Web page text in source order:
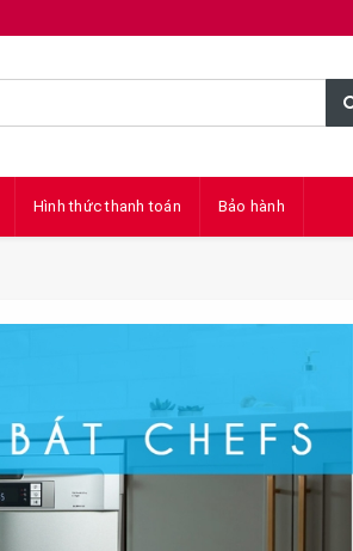
Hình thức thanh toán Bảo hành